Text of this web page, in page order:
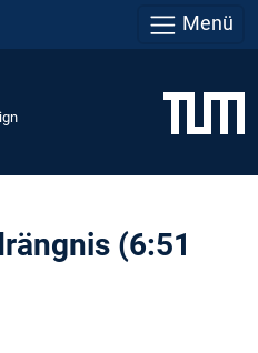
Menü
(6:51